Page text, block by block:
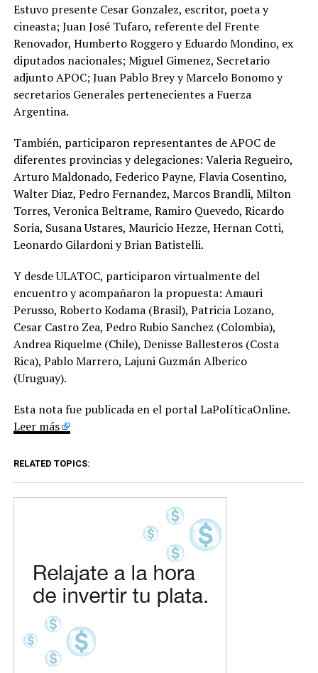
Estuvo presente Cesar Gonzalez, escritor, poeta y
cineasta; Juan José Tufaro, referente del Frente
Renovador, Humberto Roggero y Eduardo Mondino, ex
diputados nacionales; Miguel Gimenez, Secretario
adjunto APOC; Juan Pablo Brey y Marcelo Bonomo y
secretarios Generales pertenecientes a Fuerza
Argentina.
También, participaron representantes de APOC de
diferentes provincias y delegaciones: Valeria Regueiro,
Arturo Maldonado, Federico Payne, Flavia Cosentino,
Walter Diaz, Pedro Fernandez, Marcos Brandli, Milton
Torres, Veronica Beltrame, Ramiro Quevedo, Ricardo
Soria, Susana Ustares, Mauricio Hezze, Hernan Cotti,
Leonardo Gilardoni y Brian Batistelli.
Y desde ULATOC, participaron virtualmente del
encuentro y acompañaron la propuesta: Amauri
Perusso, Roberto Kodama (Brasil), Patricia Lozano,
Cesar Castro Zea, Pedro Rubio Sanchez (Colombia),
Andrea Riquelme (Chile), Denisse Ballesteros (Costa
Rica), Pablo Marrero, Lajuni Guzmán Alberico
(Uruguay).
Esta nota fue publicada en el portal LaPolíticaOnline.
Leer más
RELATED TOPICS: